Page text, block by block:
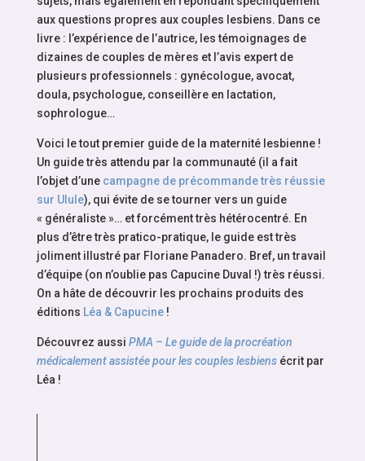
aux questions propres aux couples lesbiens. Dans ce
livre : l’expérience de l’autrice, les témoignages de
dizaines de couples de mères et l’avis expert de
plusieurs professionnels : gynécologue, avocat,
doula, psychologue, conseillère en lactation,
sophrologue…
Voici le tout premier guide de la maternité lesbienne !
Un guide très attendu par la communauté (il a fait
l’objet d’une campagne de précommande très réussie
sur Ulule), qui évite de se tourner vers un guide
« généraliste »… et forcément très hétérocentré. En
plus d’être très pratico-pratique, le guide est très
joliment illustré par Floriane Panadero. Bref, un travail
d’équipe (on n’oublie pas Capucine Duval !) très réussi.
On a hâte de découvrir les prochains produits des
éditions Léa & Capucine!
Découvrez aussi PMA – Le guide de la procréation
médicalement assistée pour les couples lesbiensécrit par
Léa !